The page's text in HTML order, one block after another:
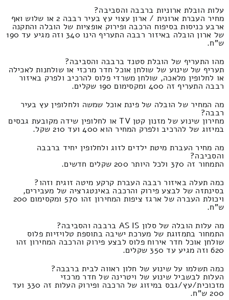
עלות הובלת ארוניות ברבבה והסביבה?
מחיר העברת ארונית / ארון עצוי עץ בעיר רבבה 2 או שלוש ואף
ארבע כניסות בסיפוח הרכבה ופירוק אופציות של הובלה והתקנה
של ארון הובלה באיזור רבבה התעריף הינו 340 וזה מגיע עד 190
ש"ח.
מהו התעריף של הובלת סטנד ברבבה והסביבה?
תעריף של שינוע של שולחן אוכל חדר מרכזי או שולחנות לאכילה
או לחלופין מלאכה, שולחן משרדי פלוס להרכיב ולפרק באיזור
רבבה התעריף זה 400 ומקסימום 190 שקלים.
מה המחיר של הובלה של פינת אוכל שמשה ולחלופין עץ בעיר
רבבה?
מחירון שינוע של מזנון קטן TV או לחלופין שידה מקובעת גבסים
במיזוג של להרכיב ולפרק המחיר הוא 400 ועד 210 שקל.
מה מחיר העברת מיטת ילדים לזוג ולחלופין יחיד ברבבה
והסביבה?
התמחור זה 370 ולכל היותר 200 שקלים חדשים.
כמה תעלה באיזור רבבה העברת קרקע מיטה זוגית וזהו?
בסינתזה של לבצע פירוק והרכבה באינטגרציה של מעבירים,
ויכולת העברה של ארגז ציפות המחירון זהו 570 ומקסימום 200
ש"ח.
מה עלות הובלה של סלון AS IS ברבבה והסביבה?
התמחור בתמזוגת של מערכת ישיבה בתוספת טלויזיות פלוס
שולחן אוכל חדר אירוח פלוס לבצע פירוק והרכבה המחירון זהו
620 וזה מגיע עד 350 שקלים.
כמה תשלמו על שינוע של חלון ראווה לבית ברבבה?
העלות לבשביל שינוע של ויטרינה של חדר מרכזי
מזכוכית/עץ/גבס במיזוג של הרכבה ופירוק העלות זה 330 ועד
200 ש"ח.